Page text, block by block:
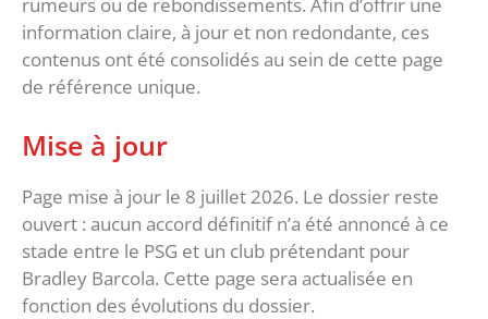
information claire, à jour et non redondante, ces
contenus ont été consolidés au sein de cette page
de référence unique.
Mise à jour
Page mise à jour le 8 juillet 2026. Le dossier reste
ouvert : aucun accord définitif n’a été annoncé à ce
stade entre le PSG et un club prétendant pour
Bradley Barcola. Cette page sera actualisée en
fonction des évolutions du dossier.